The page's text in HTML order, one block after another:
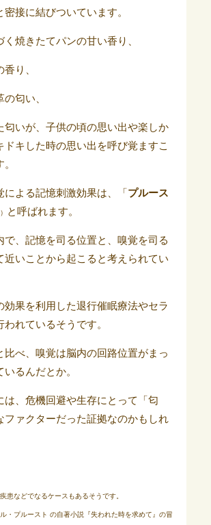
密接に結びついています。
く焼きたてパンの甘い香り、
り、
匂い、
匂いが、子供の頃の思い出や楽しか
ドキした時の思い出を呼び覚ますこ
による記憶刺激効果は、「 プルース
と呼ばれます。
で、記憶を司る位置と、嗅覚を司る
近いことから起こると考えられてい
効果を利用した退行催眠療法やセラ
われているそうです。
比べ、嗅覚は脳内の回路位置がまっ
るんだとか。
は、危機回避や生存にとって「匂
ファクターだった証拠なのかもしれ
患などでなるケースもあるそうです。
・プルースト の自著小説『失われた時を求めて』の冒